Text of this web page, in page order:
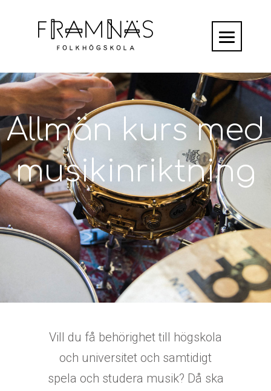
Allmän kurs med
musikinriktning
Vill du få behörighet till högskola
och universitet och samtidigt
spela och studera musik? Då ska